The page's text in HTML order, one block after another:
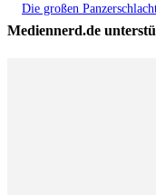
Die großen
Mediennerd.de